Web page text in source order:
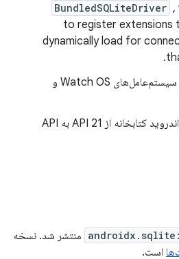
BundledSQLiteDriver ,
to register extensions
dynamically load for
پشتیبانی از KMP برای سیستم‌عامل‌های Watch OS و
به‌روزرسانی minSDK اندروید کتابخانه از API 21 به API
منتشر شد. نسخه
است.